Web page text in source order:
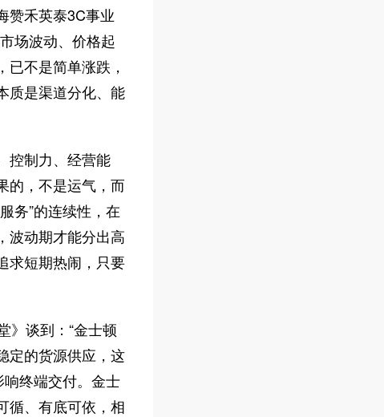
赞禾英泰3C事业
场波动、价格起
不是简单涨跌，
质是渠道分化、能
控制力、经营能
的，不是运气，而
务”的连续性，在
波动期才能分出高
求短期热闹，只要
》谈到：“金士顿
定的货源供应，这
终端交付。金士
循、有底可依，相